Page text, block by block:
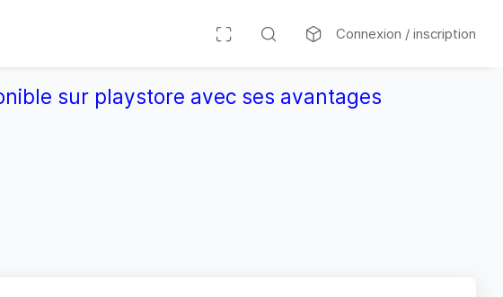
Connexion / inscription
sur playstore avec ses avantages